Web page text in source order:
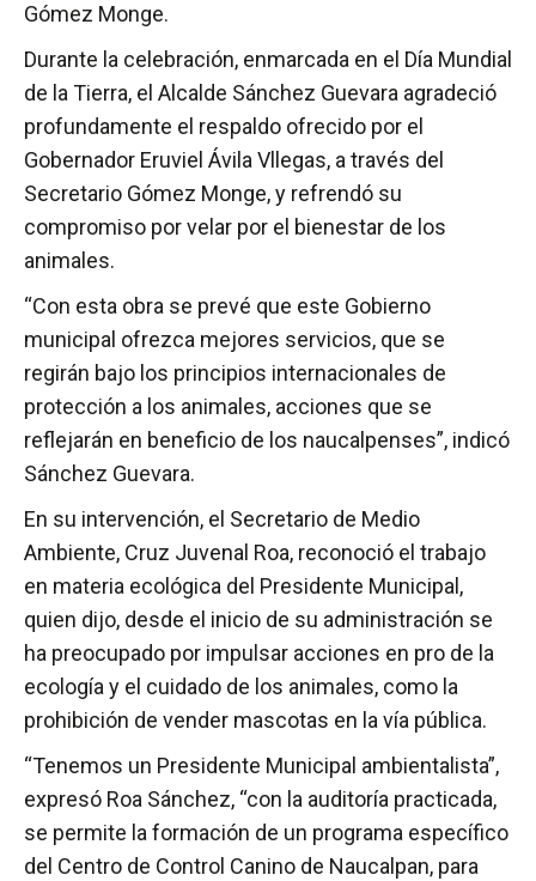
Gómez Monge.
Durante la celebración, enmarcada en el Día Mundial
de la Tierra, el Alcalde Sánchez Guevara agradeció
profundamente el respaldo ofrecido por el
Gobernador Eruviel Ávila Vllegas, a través del
Secretario Gómez Monge, y refrendó su
compromiso por velar por el bienestar de los
animales.
“Con esta obra se prevé que este Gobierno
municipal ofrezca mejores servicios, que se
regirán bajo los principios internacionales de
protección a los animales, acciones que se
reflejarán en beneficio de los naucalpenses”, indicó
Sánchez Guevara.
En su intervención, el Secretario de Medio
Ambiente, Cruz Juvenal Roa, reconoció el trabajo
en materia ecológica del Presidente Municipal,
quien dijo, desde el inicio de su administración se
ha preocupado por impulsar acciones en pro de la
ecología y el cuidado de los animales, como la
prohibición de vender mascotas en la vía pública.
“Tenemos un Presidente Municipal ambientalista”,
expresó Roa Sánchez, “con la auditoría practicada,
se permite la formación de un programa específico
del Centro de Control Canino de Naucalpan, para